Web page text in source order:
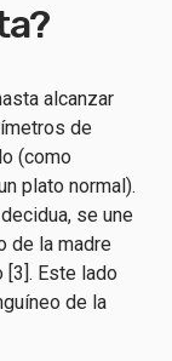
alcanzar
de
(como
plato normal).
se une
de la madre
[3]. Este lado
de la